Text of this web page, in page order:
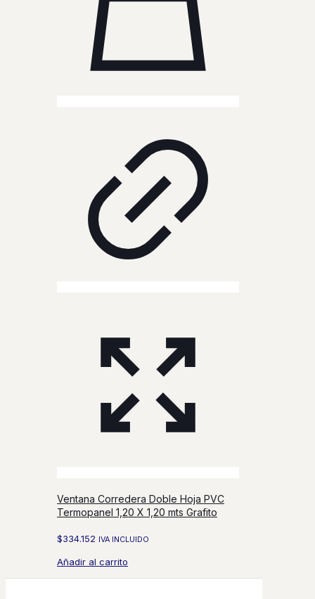
Ventana Corredera Doble Hoja PVC
Termopanel 1,20 X 1,20 mts Grafito
$334.152 IVA INCLUIDO
Añadir al carrito